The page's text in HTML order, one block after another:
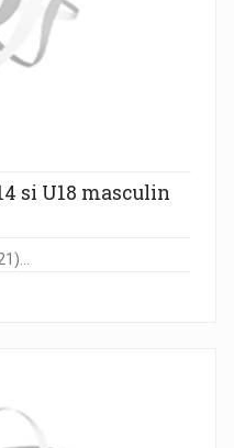
si U18 masculin